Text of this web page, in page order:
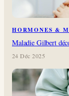
HORMONES &
Maladie Gilbert
24 Déc 2025